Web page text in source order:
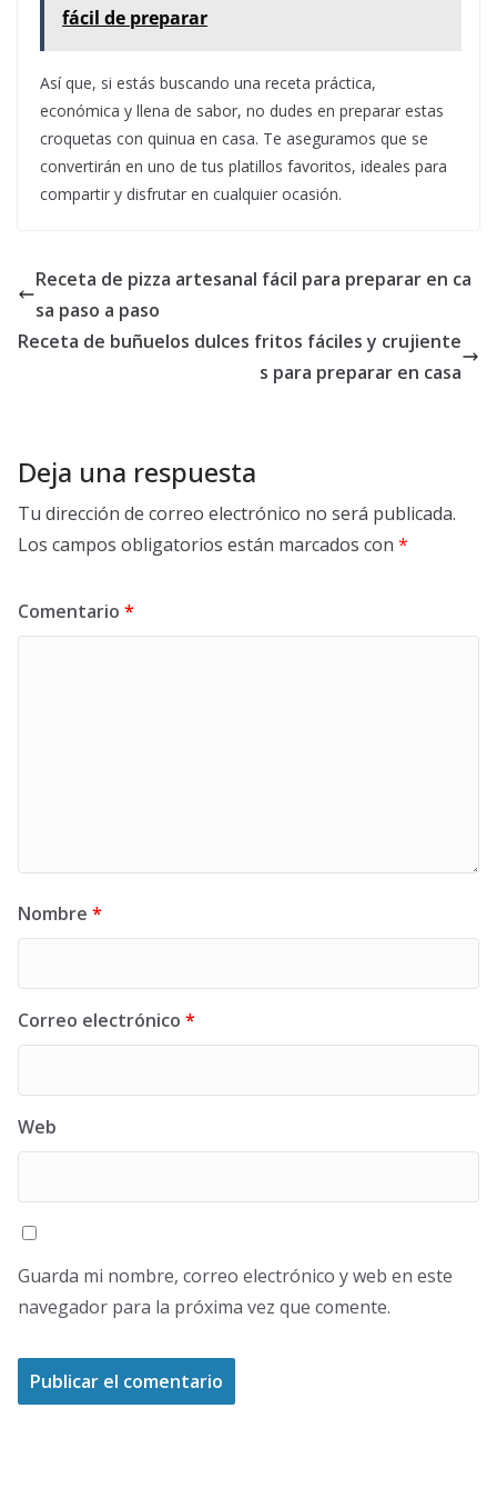
fácil de preparar
Así que, si estás buscando una receta práctica,
económica y llena de sabor, no dudes en preparar estas
croquetas con quinua en casa. Te aseguramos que se
convertirán en uno de tus platillos favoritos, ideales para
compartir y disfrutar en cualquier ocasión.
Receta de pizza artesanal fácil para preparar en ca
sa paso a paso
Receta de buñuelos dulces fritos fáciles y crujiente
s para preparar en casa
Deja una respuesta
Tu dirección de correo electrónico no será publicada.
Los campos obligatorios están marcados con *
Comentario *
Nombre *
Correo electrónico *
Web
Guarda mi nombre, correo electrónico y web en este
navegador para la próxima vez que comente.